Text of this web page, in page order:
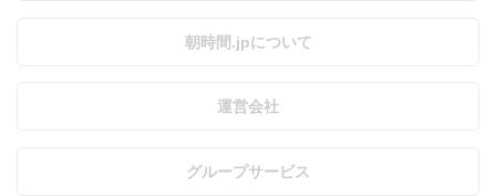
朝時間.jpについて
運営会社
グループサービス